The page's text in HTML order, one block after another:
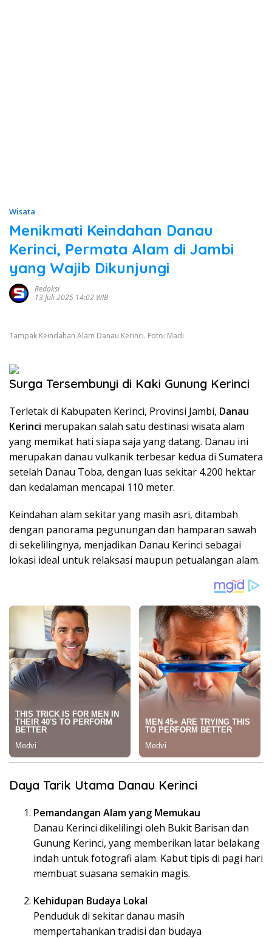
Wisata
Menikmati Keindahan Danau
Kerinci, Permata Alam di Jambi
yang Wajib Dikunjungi
Redaksi
13 Juli 2025 14:02 WIB
Tampak Keindahan Alam Danau Kerinci. Foto: Madi
Surga Tersembunyi di Kaki Gunung Kerinci
Terletak di Kabupaten Kerinci, Provinsi Jambi, Danau
Kerinci merupakan salah satu destinasi wisata alam
yang memikat hati siapa saja yang datang. Danau ini
merupakan danau vulkanik terbesar kedua di Sumatera
setelah Danau Toba, dengan luas sekitar 4.200 hektar
dan kedalaman mencapai 110 meter.
Keindahan alam sekitar yang masih asri, ditambah
dengan panorama pegunungan dan hamparan sawah
di sekelilingnya, menjadikan Danau Kerinci sebagai
lokasi ideal untuk relaksasi maupun petualangan alam.
Daya Tarik Utama Danau Kerinci
Pemandangan Alam yang Memukau
Danau Kerinci dikelilingi oleh Bukit Barisan dan
Gunung Kerinci, yang memberikan latar belakang
indah untuk fotografi alam. Kabut tipis di pagi hari
membuat suasana semakin magis.
Kehidupan Budaya Lokal
Penduduk di sekitar danau masih
mempertahankan tradisi dan budaya